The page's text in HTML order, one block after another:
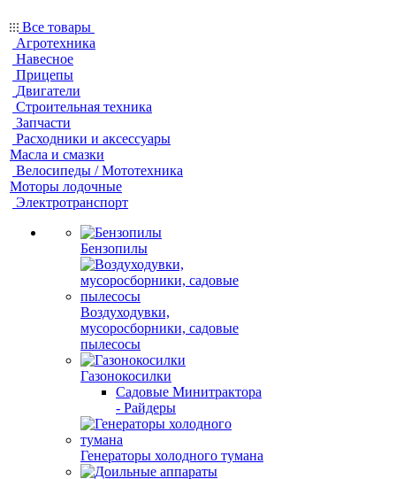
Все товары
Агротехника
Навесное
Прицепы
Двигатели
Строительная техника
Запчасти
Расходники и аксессуары
Масла и смазки
Велосипеды / Мототехника
Моторы лодочные
Электротранспорт
Бензопилы
Воздуходувки,
мусоросборники, cадовые
пылесосы
Газонокосилки
Садовые Минитрактора
- Райдеры
Генераторы холодного тумана